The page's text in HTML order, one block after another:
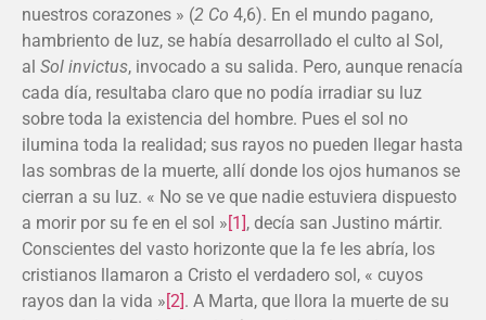
nuestros corazones » (2 Co 4,6). En el mundo pagano,
hambriento de luz, se había desarrollado el culto al Sol,
al Sol invictus, invocado a su salida. Pero, aunque renacía
cada día, resultaba claro que no podía irradiar su luz
sobre toda la existencia del hombre. Pues el sol no
ilumina toda la realidad; sus rayos no pueden llegar hasta
las sombras de la muerte, allí donde los ojos humanos se
cierran a su luz. « No se ve que nadie estuviera dispuesto
a morir por su fe en el sol »[1], decía san Justino mártir.
Conscientes del vasto horizonte que la fe les abría, los
cristianos llamaron a Cristo el verdadero sol, « cuyos
rayos dan la vida »[2]. A Marta, que llora la muerte de su